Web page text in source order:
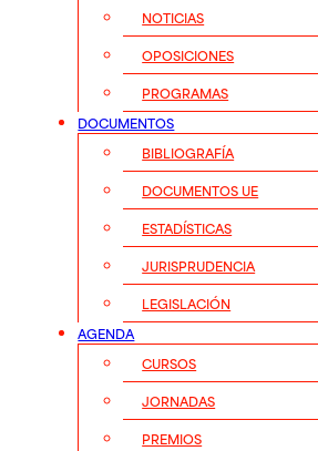
NOTICIAS
OPOSICIONES
PROGRAMAS
DOCUMENTOS
BIBLIOGRAFÍA
DOCUMENTOS UE
ESTADÍSTICAS
JURISPRUDENCIA
LEGISLACIÓN
AGENDA
CURSOS
JORNADAS
PREMIOS